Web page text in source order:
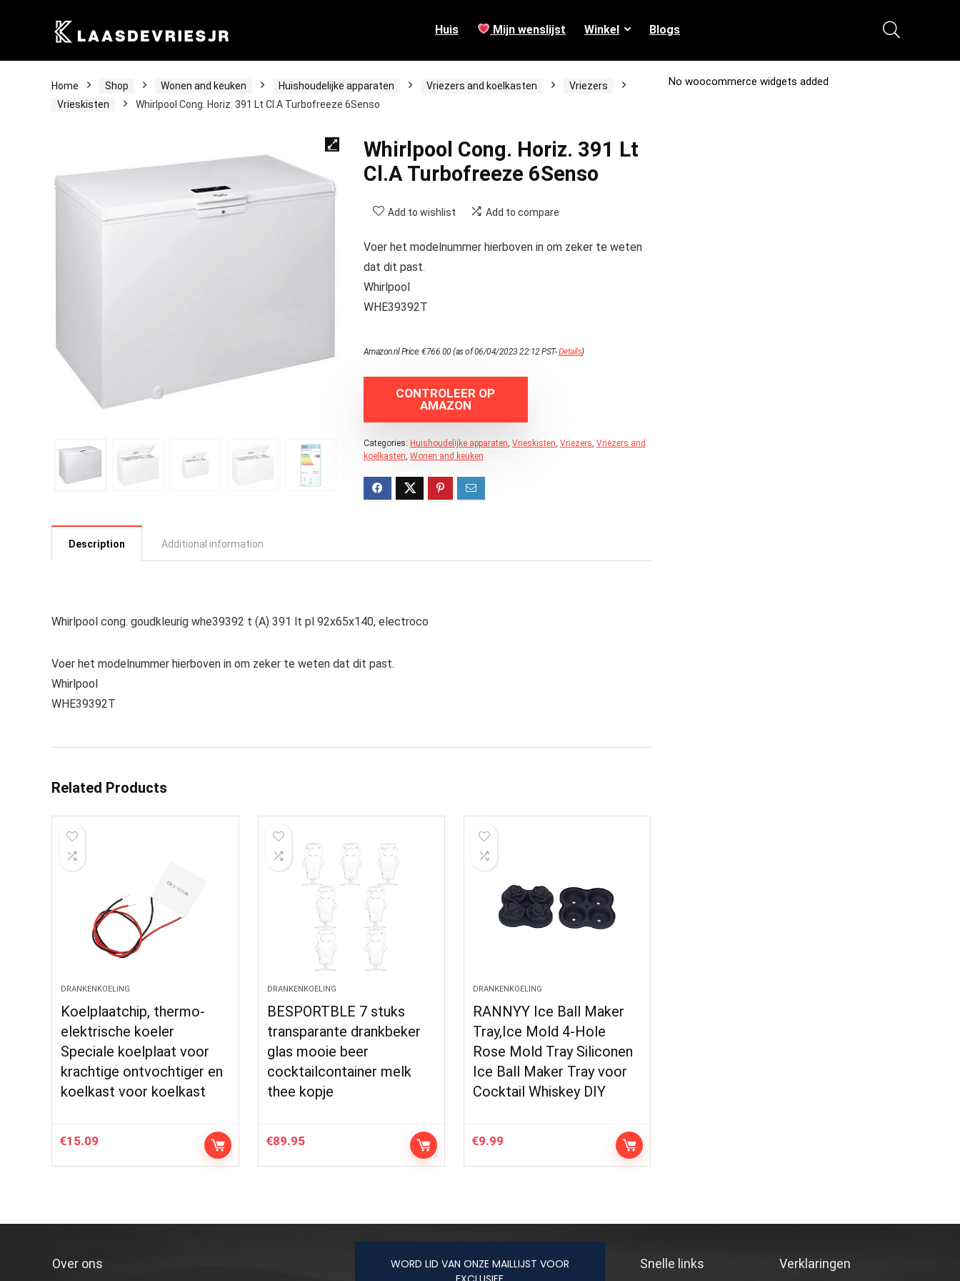
Huis Mijn wenslijst Winkel Blogs
Home Shop Wonen and keuken Huishoudelijke apparaten Vriezers and koelkasten
Vriezers
Vrieskisten
Whirlpool Cong. Horiz. 391 Lt Cl.A Turbofreeze 6Senso
Whirlpool Cong. Horiz. 391 Lt
Cl.A Turbofreeze 6Senso
Add to wishlist Add to compare
Voer het modelnummer hierboven in om zeker te weten
dat dit past.
Whirlpool
WHE39392T
Amazon.nl Price:€766.00(as of 06/04/2023 22:12 PST-Details)
CONTROLEER OP
AMAZON
Categories: Huishoudelijke apparaten, Vrieskisten, Vriezers, Vriezers and
koelkasten, Wonen and keuken
Description Additional information
Whirlpool cong. goudkleurig whe39392 t (A) 391 lt pl 92x65x140, electroco
Voer het modelnummer hierboven in om zeker te weten dat dit past.
Whirlpool
WHE39392T
Related Products
DRANKENKOELING
Koelplaatchip, thermo-
elektrische koeler
Speciale koelplaat voor
krachtige ontvochtiger en
koelkast voor koelkast
€15.09
DRANKENKOELING
BESPORTBLE 7 stuks
transparante drankbeker
glas mooie beer
cocktailcontainer melk
thee kopje
€89.95
DRANKENKOELING
RANNYY Ice Ball Maker
Tray,Ice Mold 4-Hole
Rose Mold Tray Siliconen
Ice Ball Maker Tray voor
Cocktail Whiskey DIY
€9.99
No woocommerce widgets added
Over ons
WORD LID VAN ONZE MAILLIJST VOOR
Snelle links Verklaringen